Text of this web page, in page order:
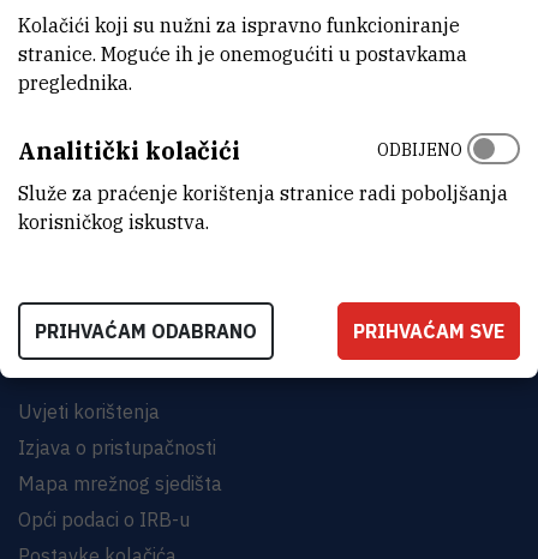
INSTITUT RUĐER BOŠKOVIĆ
Bijenička cesta 54, 10000 Zagreb
KONTAKTIRAJTE NAS
Uvjeti korištenja
Izjava o pristupačnosti
Mapa mrežnog sjedišta
Opći podaci o IRB-u
Kolačići koji su nužni za ispravno funkcioniranje
stranice. Moguće ih je onemogućiti u postavkama
preglednika.
Analitički kolačići
Služe za praćenje korištenja stranice radi poboljšanja
korisničkog iskustva.
ODBIJENO
PRIHVAĆAM ODABRANO PRIHVAĆAM SVE